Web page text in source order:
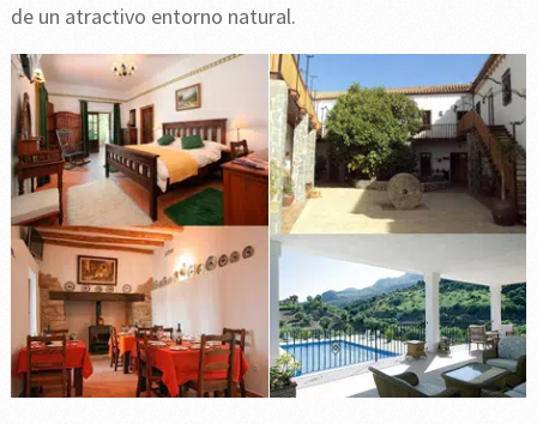
de un atractivo entorno natural.